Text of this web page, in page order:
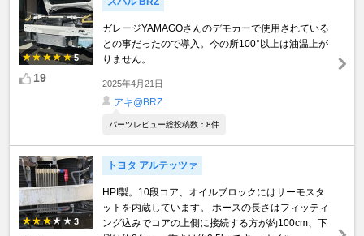
5
19
ガレージYAMAGOさんのデモカーで使用されている
との事だったので導入。今の所100°以上は油温上が
りません。
2025年4月21日
アキ@BRZ
パーツレビュー総投稿数：8件
3
トヨタ アルテッツァ
HPI製。10段コア、オイルブロックにはサーモスタ
ットを内蔵しています。 ホースの長さはフィッティ
ング込みでコアの上側に接続する方が約100cm、下